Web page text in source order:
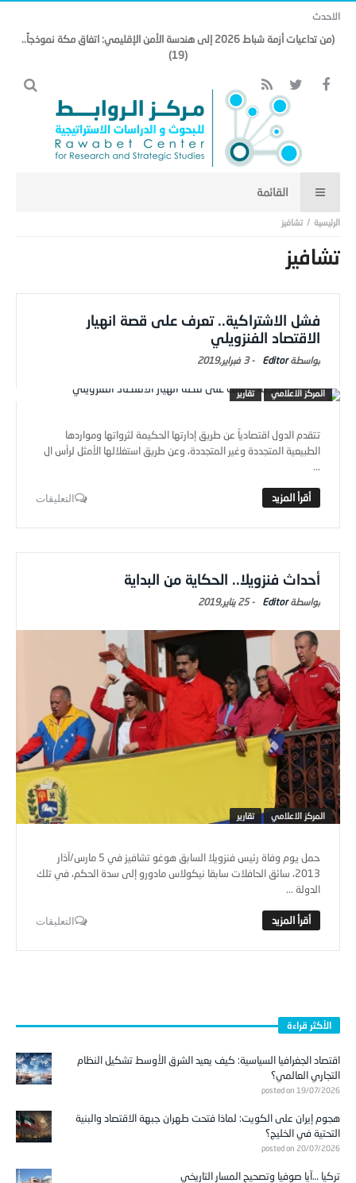
الاحدث
(من تداعيات أزمة شباط 2026 إلى هندسة الأمن الإقليمي: اتفاق مكة نموذجاً..
(19)
تشافيز
تشافيز
فشل الاشتراكية.. تعرف على قصة انهيار
الاقتصاد الفنزويلي
Editor
-3 فبراير,2019
المركز الاعلامي تقارير
تتقدم الدول اقتصادياً عن طريق إدارتها الحكيمة لثرواتها ومواردها
الطبيعية المتجددة وغير المتجددة، وعن طريق استغلالها الأمثل لرأس ال
...
التعليقات
أحداث فنزويلا.. الحكاية من البداية
Editor
-25 يناير,2019
المركز الاعلامي تقارير
حمل يوم وفاة رئيس فنزويلا السابق هوغو تشافيز في 5 مارس/آذار
2013، سائق الحافلات سابقا نيكولاس مادورو إلى سدة الحكم، في تلك
الدولة ...
التعليقات
الأكثر قراءة
اقتصاد الجغرافيا السياسية: كيف يعيد الشرق الأوسط تشكيل النظام
التجاري العالمي؟
posted on 19/07/2026
هجوم إيران على الكويت: لماذا فتحت طهران جبهة الاقتصاد والبنية
التحتية في الخليج؟
posted on 20/07/2026
تركيا …آيا صوفيا وتصحيح المسار التاريخي